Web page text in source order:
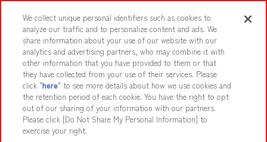
イベント・キャンペーン
関連会社 サステナビリティ サイトポリシー
プライバシーポリシー ウェブアクセシビリティ方針と検証結果
お取引先さまとともに
We collect unique personal identifiers such as cookies to
analyze our traffic and to personalize content and ads. We
share information about your use of our website with our
analytics and advertising partners, who may combine it with
other information that you have provided to them or that
they have collected from your use of their services. Please
click "here" to see more details about how we use cookies and
the retention period of each cookie. You have the right to opt
out of our sharing of your information with our partners.
Please click [Do Not Share My Personal Information] to
exercise your right.